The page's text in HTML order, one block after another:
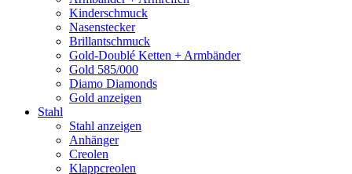
Kinderschmuck
Nasenstecker
Brillantschmuck
Gold-Doublé Ketten + Armbänder
Gold 585/000
Diamo Diamonds
Gold anzeigen
Stahl
Stahl anzeigen
Anhänger
Creolen
Klappcreolen